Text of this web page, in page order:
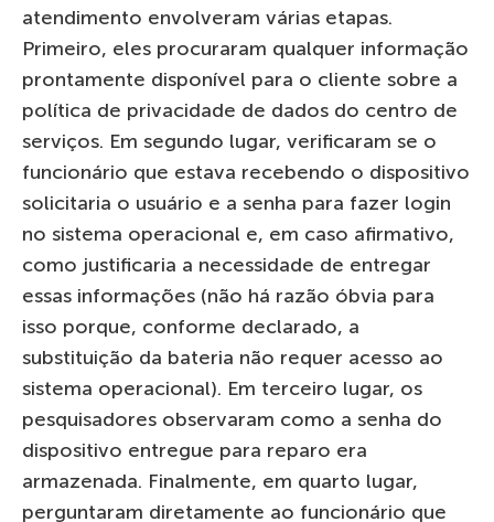
atendimento envolveram várias etapas.
Primeiro, eles procuraram qualquer informação
prontamente disponível para o cliente sobre a
política de privacidade de dados do centro de
serviços. Em segundo lugar, verificaram se o
funcionário que estava recebendo o dispositivo
solicitaria o usuário e a senha para fazer login
no sistema operacional e, em caso afirmativo,
como justificaria a necessidade de entregar
essas informações (não há razão óbvia para
isso porque, conforme declarado, a
substituição da bateria não requer acesso ao
sistema operacional). Em terceiro lugar, os
pesquisadores observaram como a senha do
dispositivo entregue para reparo era
armazenada. Finalmente, em quarto lugar,
perguntaram diretamente ao funcionário que